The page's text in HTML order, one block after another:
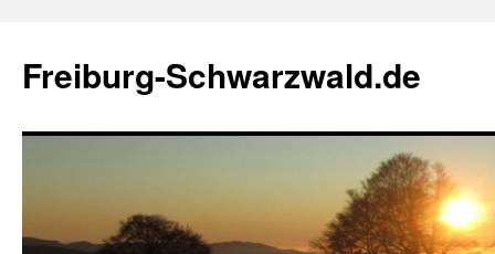
springen
Freiburg-Schwarzwald.de